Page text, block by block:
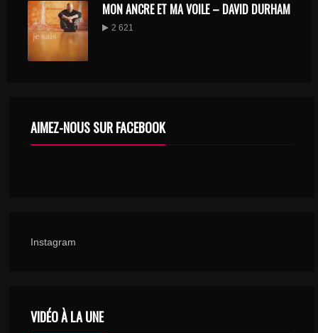
MON ANCRE ET MA VOILE – DAVID DURHAM
2 621
AIMEZ-NOUS SUR FACEBOOK
Instagram
VIDÉO À LA UNE